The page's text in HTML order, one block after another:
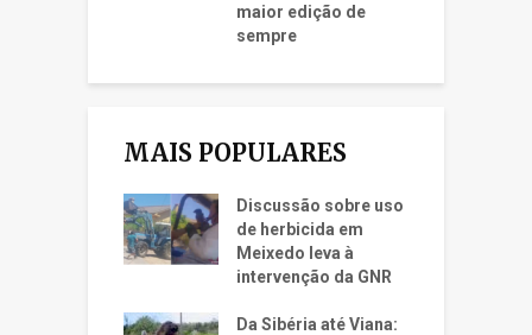
maior edição de
sempre
MAIS POPULARES
Discussão sobre uso
de herbicida em
Meixedo leva à
intervenção da GNR
Da Sibéria até Viana: